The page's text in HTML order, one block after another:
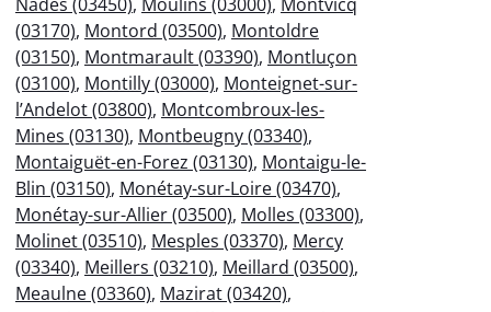
(03170), Montord (03500), Montoldre
(03150), Montmarault (03390), Montluçon
(03100), Montilly (03000), Monteignet-sur-
l’Andelot (03800), Montcombroux-les-
Mines (03130), Montbeugny (03340),
Montaiguët-en-Forez (03130), Montaigu-le-
Blin (03150), Monétay-sur-Loire (03470),
Monétay-sur-Allier (03500), Molles (03300),
Molinet (03510), Mesples (03370), Mercy
(03340), Meillers (03210), Meillard (03500),
Meaulne (03360), Mazirat (03420),